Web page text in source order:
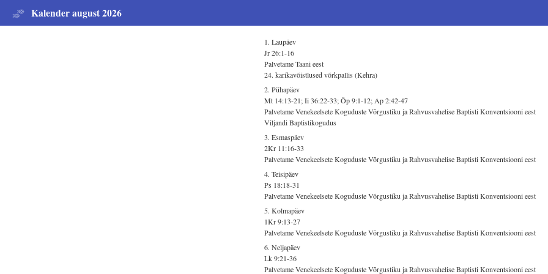
Kalender august 2026
1. Laupäev
Jr 26:1-16
Palvetame Taani eest
24. karikavõistlused võrkpallis (Kehra)
2. Pühapäev
Mt 14:13-21; Ii 36:22-33; Õp 9:1-12; Ap 2:42-47
Palvetame Venekeelsete Koguduste Võrgustiku ja Rahvusvahelise Baptisti Konventsiooni eest
Viljandi Baptistikogudus
3. Esmaspäev
2Kr 11:16-33
Palvetame Venekeelsete Koguduste Võrgustiku ja Rahvusvahelise Baptisti Konventsiooni eest
4. Teisipäev
Ps 18:18-31
Palvetame Venekeelsete Koguduste Võrgustiku ja Rahvusvahelise Baptisti Konventsiooni eest
5. Kolmapäev
1Kr 9:13-27
Palvetame Venekeelsete Koguduste Võrgustiku ja Rahvusvahelise Baptisti Konventsiooni eest
6. Neljapäev
Lk 9:21-36
Palvetame Venekeelsete Koguduste Võrgustiku ja Rahvusvahelise Baptisti Konventsiooni eest